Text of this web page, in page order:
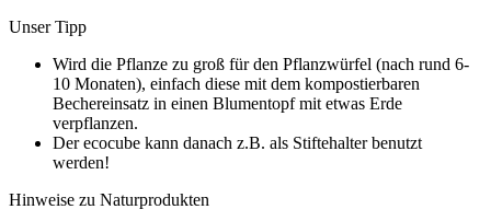
Unser Tipp
Wird die Pflanze zu groß für den Pflanzwürfel (nach rund 6-
10 Monaten), einfach diese mit dem kompostierbaren
Bechereinsatz in einen Blumentopf mit etwas Erde
verpflanzen.
Der ecocube kann danach z.B. als Stiftehalter benutzt
werden!
Hinweise zu Naturprodukten